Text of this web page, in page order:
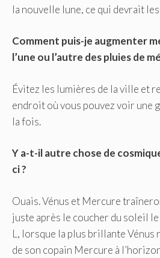
la nouvelle lune, ce qui devrait
Comment puis-je augmenter
l’une ou l’autre des pluies de
Évitez les lumières de la ville et
endroit où vous pouvez voir une
la fois.
Y a-t-il autre chose de
ci ?
Ouais. Vénus et Mercure
juste après le coucher du soleil
L, lorsque la plus brillante Vénus
de son copain Mercure à